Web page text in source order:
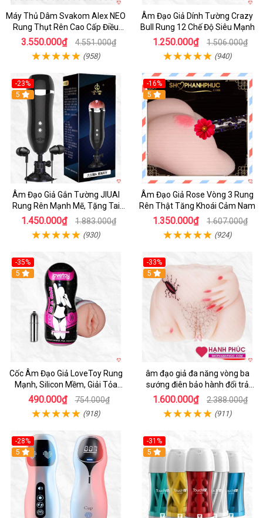
Máy Thủ Dâm Svakom Alex NEO
Rung Thụt Rên Cao Cấp Điều
Khiển App
3.550.000₫ 4.551.000₫
(958)
Âm Đạo Giả Dính Tường Crazy
Bull Rung 12 Chế Độ Siêu Mạnh
1.250.000₫ 1.506.000₫
(940)
-23%
5
Âm Đạo Giả Gắn Tường JIUAI
Rung Rên Mạnh Mẽ, Tặng Tai
Nghe
1.450.000₫ 1.883.000₫
(930)
-16%
5
Âm Đạo Giả Rose Vòng 3 Rung
Rên Thật Tăng Khoái Cảm Nam
1.350.000₫ 1.607.000₫
(924)
-35%
5
Cốc Âm Đạo Giả LoveToy Rung
Mạnh, Silicon Mềm, Giải Tỏa
Sinh Lý
490.000₫ 754.000₫
(918)
-33%
5
âm đạo giả đa năng vòng ba
sướng điên bảo hành đổi trả
nhanh
1.600.000₫ 2.388.000₫
(911)
-28%
5
-31%
Hot
5